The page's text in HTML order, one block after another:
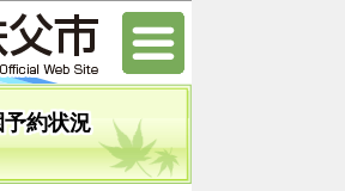
約状況